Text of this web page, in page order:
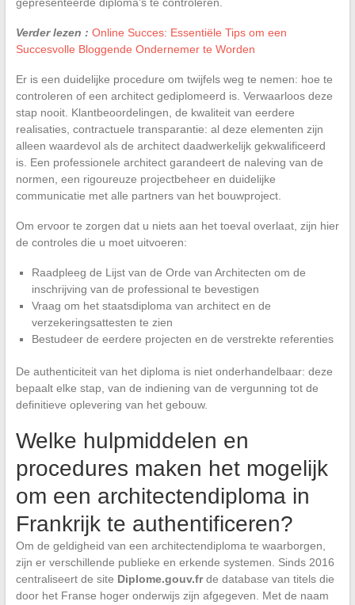
Verder lezen : Online Succes: Essentiële Tips om een
Succesvolle Bloggende Ondernemer te Worden
Er is een duidelijke procedure om twijfels weg te nemen: hoe te
controleren of een architect gediplomeerd is. Verwaarloos deze
stap nooit. Klantbeoordelingen, de kwaliteit van eerdere
realisaties, contractuele transparantie: al deze elementen zijn
alleen waardevol als de architect daadwerkelijk gekwalificeerd
is. Een professionele architect garandeert de naleving van de
normen, een rigoureuze projectbeheer en duidelijke
communicatie met alle partners van het bouwproject.
Om ervoor te zorgen dat u niets aan het toeval overlaat, zijn hier
de controles die u moet uitvoeren:
Raadpleeg de Lijst van de Orde van Architecten om de
inschrijving van de professional te bevestigen
Vraag om het staatsdiploma van architect en de
verzekeringsattesten te zien
Bestudeer de eerdere projecten en de verstrekte referenties
De authenticiteit van het diploma is niet onderhandelbaar: deze
bepaalt elke stap, van de indiening van de vergunning tot de
definitieve oplevering van het gebouw.
Welke hulpmiddelen en
procedures maken het mogelijk
om een architectendiploma in
Frankrijk te authentificeren?
Om de geldigheid van een architectendiploma te waarborgen,
zijn er verschillende publieke en erkende systemen. Sinds 2016
centraliseert de site Diplome.gouv.frde database van titels die
door het Franse hoger onderwijs zijn afgegeven. Met de naam